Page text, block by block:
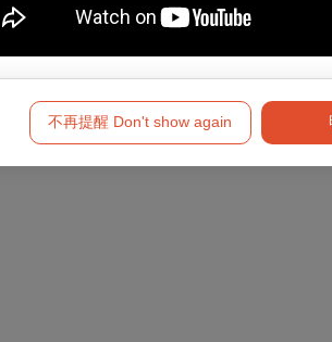
不再提醒 Don't show again
心的騙人精。
，誤入「奇」途。
、高雄場）
。